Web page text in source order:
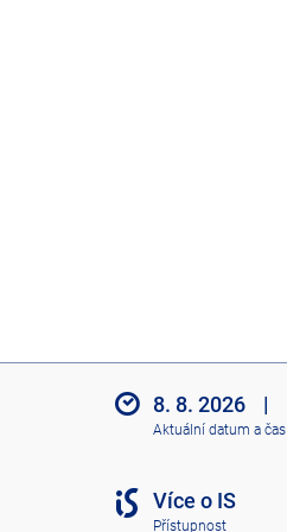
8. 8. 2026 |
Aktuální datum a čas
Více o IS
Přístupnost